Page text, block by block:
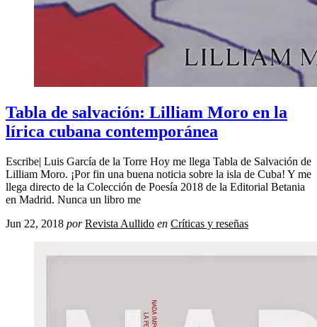
Tabla de salvación: Lilliam Moro en la
lírica cubana contemporánea
Escribe| Luis García de la Torre Hoy me llega Tabla de Salvación de
Lilliam Moro. ¡Por fin una buena noticia sobre la isla de Cuba! Y me
llega directo de la Colección de Poesía 2018 de la Editorial Betania
en Madrid. Nunca un libro me
Jun 22, 2018 por Revista Aullido en Críticas y reseñas